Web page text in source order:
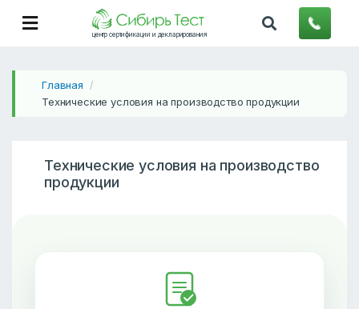
центр сертификации и декларирования
Главная /
Технические условия на производство продукции
Технические условия на производство
продукции